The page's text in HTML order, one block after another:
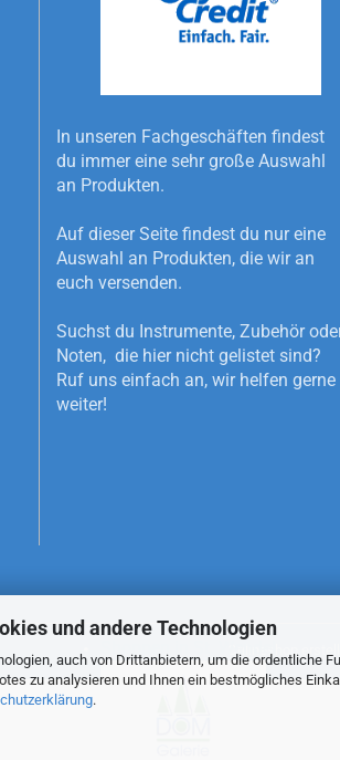
und andere Technologien
auch von Drittanbietern, um die ordentliche
zu analysieren und Ihnen ein bestmögliches
.
In unseren Fachgeschäften findest
du immer eine sehr große Auswahl
an Produkten.
Auf dieser Seite findest du nur eine
Auswahl an Produkten, die wir an
euch versenden.
Suchst du Instrumente, Zubehör
Noten, die hier nicht gelistet sind?
Ruf uns einfach an, wir helfen gerne
weiter!
Onlineshop